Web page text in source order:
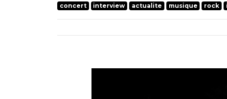
concert interview actualite musique rock